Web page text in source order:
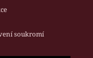
soukromí